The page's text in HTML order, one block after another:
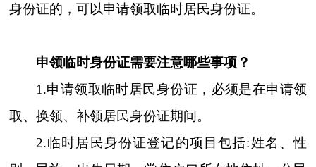
身份证的，可以申请领取临时居民身份证。
申领临时身份证需要注意哪些事项？
1.申请领取临时居民身份证，必须是在申请领
取、换领、补领居民身份证期间。
2.临时居民身份证登记的项目包括:姓名、性